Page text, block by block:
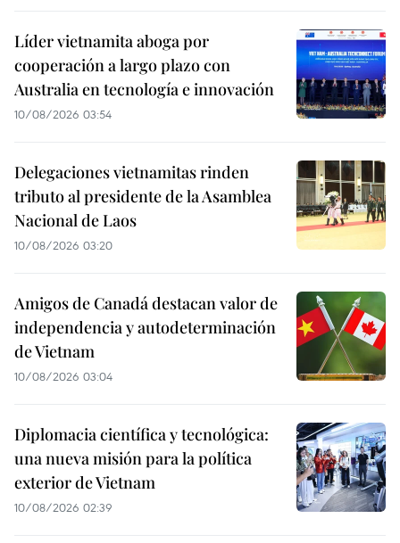
Líder vietnamita aboga por
cooperación a largo plazo con
Australia en tecnología e innovación
10/08/2026 03:54
Delegaciones vietnamitas rinden
tributo al presidente de la Asamblea
Nacional de Laos
10/08/2026 03:20
Amigos de Canadá destacan valor de
independencia y autodeterminación
de Vietnam
10/08/2026 03:04
Diplomacia científica y tecnológica:
una nueva misión para la política
exterior de Vietnam
10/08/2026 02:39